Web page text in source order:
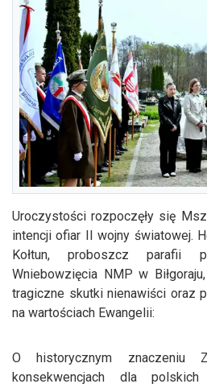
Uroczystości rozpoczęły się
intencji ofiar II wojny światowej.
Kołtun, proboszcz
Wniebowzięcia NMP w
tragiczne skutki nienawiści oraz
na wartościach Ewangelii:
O historycznym znaczeniu
konsekwencjach dla